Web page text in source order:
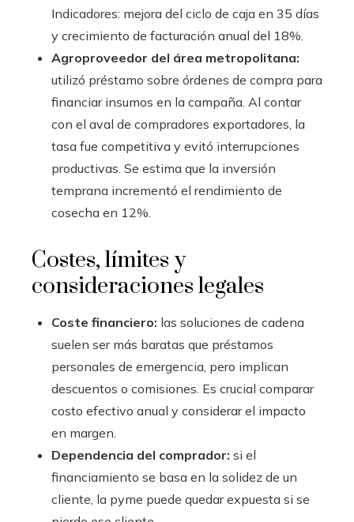
Indicadores: mejora del ciclo de caja en 35 días
y crecimiento de facturación anual del 18%.
Agroproveedor del área metropolitana:
utilizó préstamo sobre órdenes de compra para
financiar insumos en la campaña. Al contar
con el aval de compradores exportadores, la
tasa fue competitiva y evitó interrupciones
productivas. Se estima que la inversión
temprana incrementó el rendimiento de
cosecha en 12%.
Costes, límites y
consideraciones legales
Coste financiero: las soluciones de cadena
suelen ser más baratas que préstamos
personales de emergencia, pero implican
descuentos o comisiones. Es crucial comparar
costo efectivo anual y considerar el impacto
en margen.
Dependencia del comprador: si el
financiamiento se basa en la solidez de un
cliente, la pyme puede quedar expuesta si se